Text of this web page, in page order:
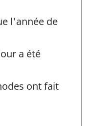
l'année de
a été
ont fait